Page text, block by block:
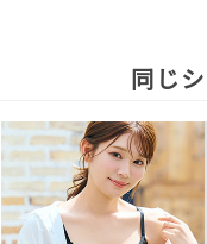
同じ